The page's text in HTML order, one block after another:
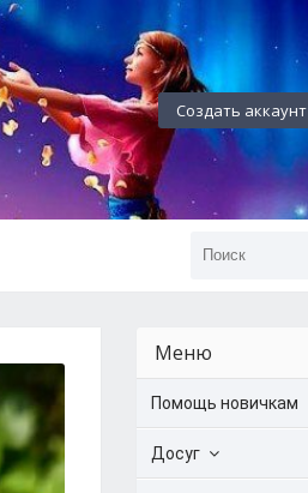
Создать аккаунт
Меню
Помощь новичкам
Досуг